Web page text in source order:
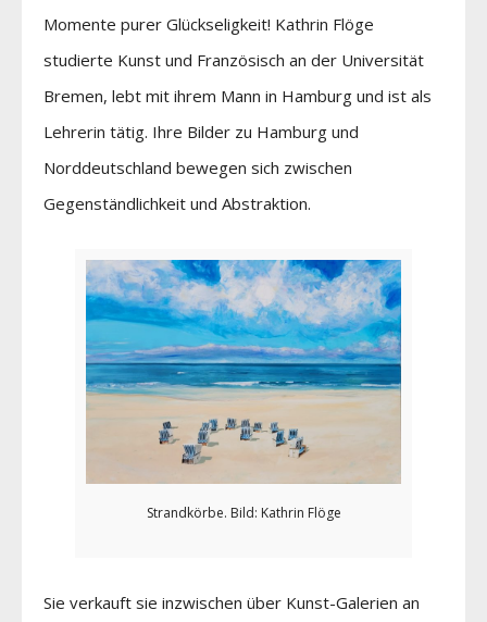
Momente purer Glückseligkeit! Kathrin Flöge
studierte Kunst und Französisch an der Universität
Bremen, lebt mit ihrem Mann in Hamburg und ist als
Lehrerin tätig. Ihre Bilder zu Hamburg und
Norddeutschland bewegen sich zwischen
Gegenständlichkeit und Abstraktion.
Strandkörbe. Bild: Kathrin Flöge
Sie verkauft sie inzwischen über Kunst-Galerien an